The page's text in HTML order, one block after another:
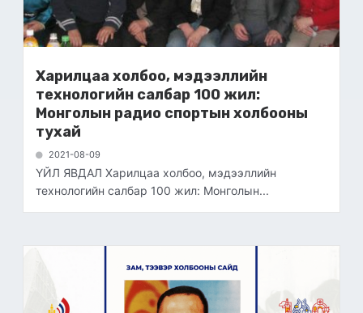
Харилцаа холбоо, мэдээллийн
технологийн салбар 100 жил:
Монголын радио спортын холбооны
тухай
2021-08-09
ҮЙЛ ЯВДАЛ Харилцаа холбоо, мэдээллийн
технологийн салбар 100 жил: Монголын...